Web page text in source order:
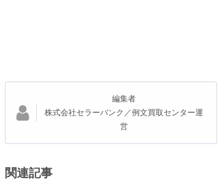
編集者
株式会社セラーバンク／例文買取センター運
営
関連記事